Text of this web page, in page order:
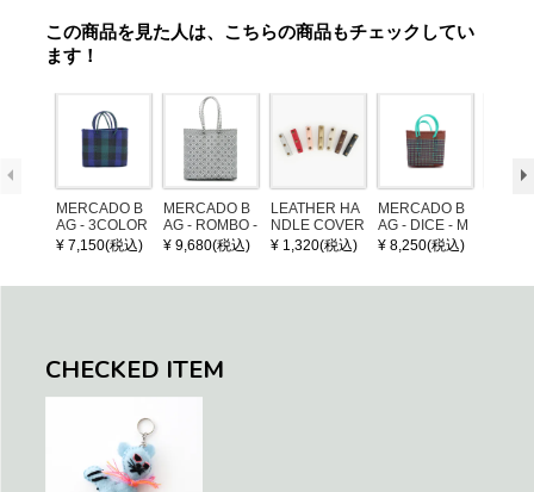
この商品を見た人は、こちらの商品もチェックしてい
ます！
MERCADO B
AG - 3COLOR
S CHECK - Bl
¥ 7,150(税込)
MERCADO B
AG - ROMBO -
LONG HANDL
¥ 9,680(税込)
LEATHER HA
NDLE COVER
¥ 1,320(税込)
MERCADO B
AG - DICE - M
OSAIC - Copp
¥ 8,250(税込)
CHECKED ITEM